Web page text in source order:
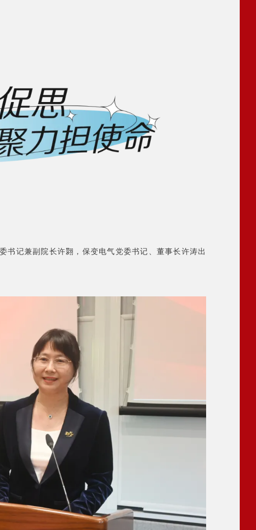
书记兼副院长许翾，保变电气党委书记、董事长许涛出